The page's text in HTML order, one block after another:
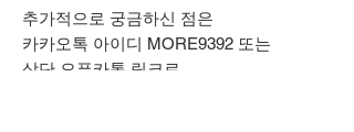
추가적으로 궁금하신 점은
카카오톡 아이디 MORE9392 또는
상단 오픈카톡 링크로